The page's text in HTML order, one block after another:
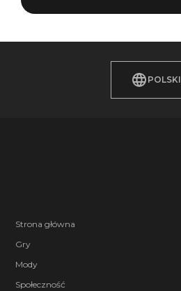
POLSKI
Strona główna
Gry
Mody
Społeczność